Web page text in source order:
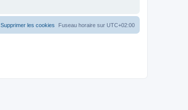
Fuseau horaire sur UTC+02:00
Supprimer les cookies